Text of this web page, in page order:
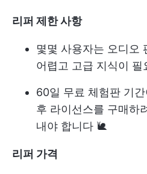
리퍼 제한 사항
몇몇 사용자는 오디오
어렵고 고급 지식이
60일 무료 체험판 기
후 라이선스를 구매하
내야 합니다 🐌
리퍼 가격